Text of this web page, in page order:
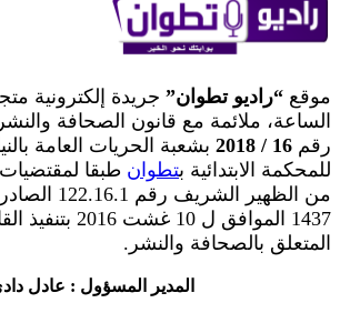
موقع “راديو تطوان” جريدة إلكترونية
الساعة، ملائمة مع قانون الصحافة
رقم 16 / 2018
بشعبة الحريات العامة
للمحكمة الابتدائية بتطوان
المتعلق بالصحافة والنشر.
المدير المسؤول : عادل